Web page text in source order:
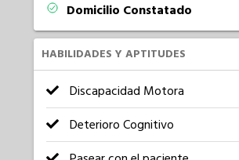
Domicilio Constatado
HABILIDADES Y APTITUDES
Discapacidad Motora
Deterioro Cognitivo